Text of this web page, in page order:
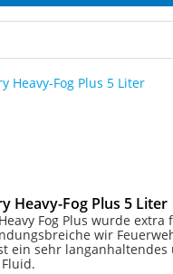
Heavy-Fog Plus 5 Liter
Fog Plus wurde extra
wir
ein sehr langanhaltendes